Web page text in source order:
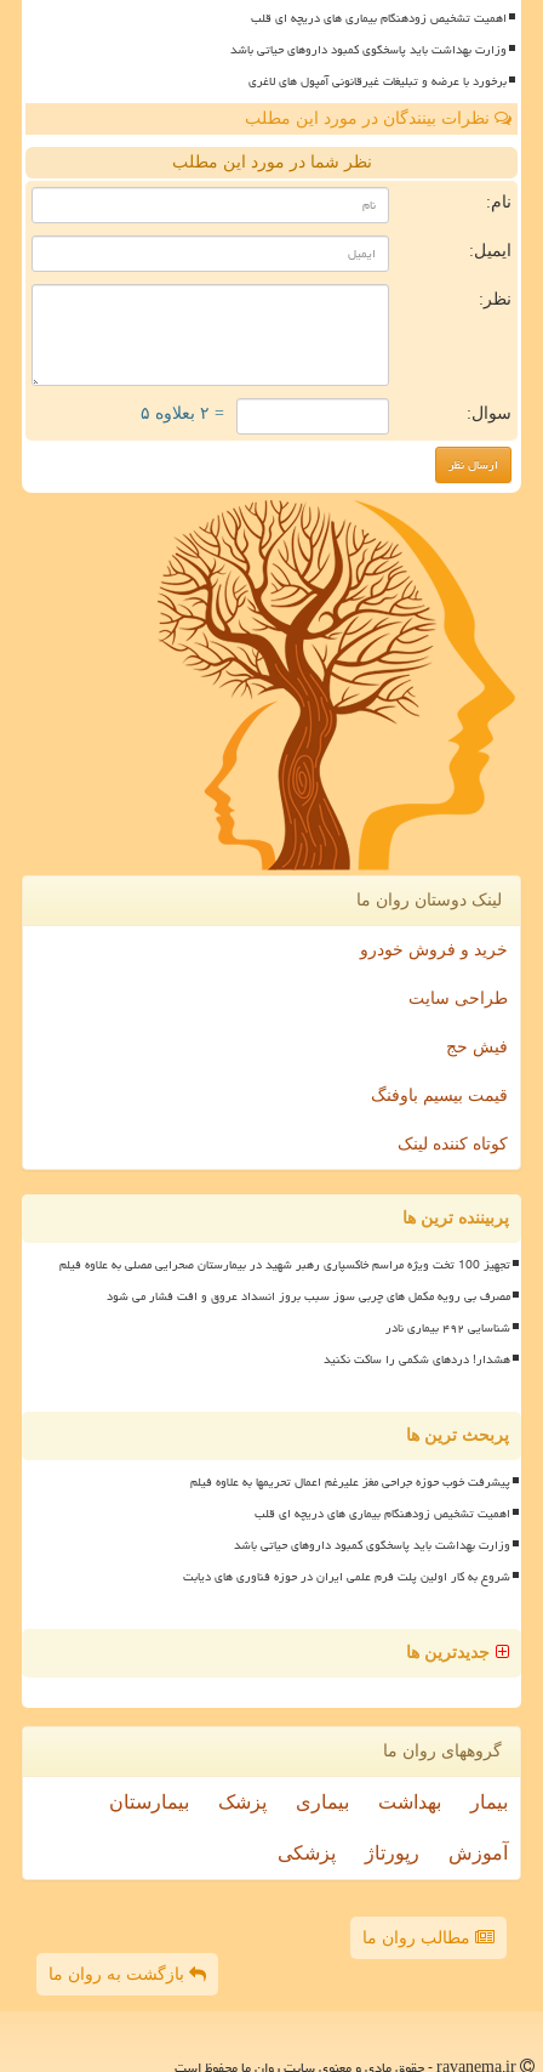
اهمیت تشخیص زودهنگام بیماری های دریچه ای قلب
وزارت بهداشت باید پاسخگوی کمبود داروهای حیاتی باشد
برخورد با عرضه و تبلیغات غیرقانونی آمپول های لاغری
نظرات بینندگان در مورد این مطلب
نظر شما در مورد این مطلب
نام:
ایمیل:
نظر:
سوال: = ۲ بعلاوه ۵
لینک دوستان روان ما
خرید و فروش خودرو
طراحی سایت
فیش حج
قیمت بیسیم باوفنگ
کوتاه کننده لینک
پربیننده ترین ها
تجهیز 100 تخت ویژه مراسم خاکسپاری رهبر شهید در بیمارستان صحرایی مصلی به علاوه فیلم
مصرف بی رویه مکمل های چربی سوز سبب بروز انسداد عروق و افت فشار می شود
شناسایی ۴۹۲ بیماری نادر
هشدار! دردهای شکمی را ساکت نکنید
پربحث ترین ها
پیشرفت خوب حوزه جراحی مغز علیرغم اعمال تحریمها به علاوه فیلم
اهمیت تشخیص زودهنگام بیماری های دریچه ای قلب
وزارت بهداشت باید پاسخگوی کمبود داروهای حیاتی باشد
شروع به کار اولین پلت فرم علمی ایران در حوزه فناوری های دیابت
جدیدترین ها
گروههای روان ما
بیمار بهداشت بیماری پزشک بیمارستان
آموزش رپورتاژ پزشکی
مطالب روان ما
بازگشت به روان ما